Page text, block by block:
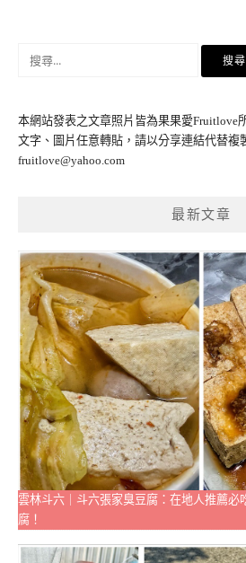
鍵
字:
本網站發表之文章照片皆為果果愛Fruitlove
文字、圖片任意轉貼，請以分享連結代替複
fruitlove@yahoo.com
最新文章
雲林斗六｜斗六張家臭豆腐：在地人推薦必
腐！